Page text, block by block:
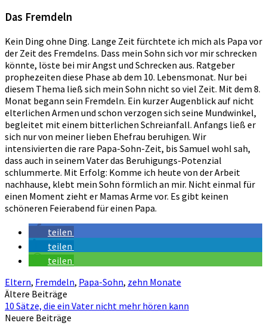
Das Fremdeln
Kein Ding ohne Ding. Lange Zeit fürchtete ich mich als Papa vor
der Zeit des Fremdelns. Dass mein Sohn sich vor mir schrecken
könnte, löste bei mir Angst und Schrecken aus. Ratgeber
prophezeiten diese Phase ab dem 10. Lebensmonat. Nur bei
diesem Thema ließ sich mein Sohn nicht so viel Zeit. Mit dem 8.
Monat begann sein Fremdeln. Ein kurzer Augenblick auf nicht
elterlichen Armen und schon verzogen sich seine Mundwinkel,
begleitet mit einem bitterlichen Schreianfall. Anfangs ließ er
sich nur von meiner lieben Ehefrau beruhigen. Wir
intensivierten die rare Papa-Sohn-Zeit, bis Samuel wohl sah,
dass auch in seinem Vater das Beruhigungs-Potenzial
schlummerte. Mit Erfolg: Komme ich heute von der Arbeit
nachhause, klebt mein Sohn förmlich an mir. Nicht einmal für
einen Moment zieht er Mamas Arme vor. Es gibt keinen
schöneren Feierabend für einen Papa.
teilen
teilen
teilen
Eltern, Fremdeln, Papa-Sohn, zehn Monate
Beitragsnavigation
Ältere Beiträge
10 Sätze, die ein Vater nicht mehr hören kann
Neuere Beiträge